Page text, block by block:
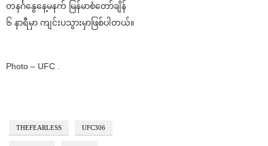
တနင်္ဂနွေနေ့မနက် မြန်မာစံတော်ချိန်
၆ နာရီမှာ ကျင်းပသွားမှာဖြစ်ပါတယ်။
Photo – UFC .
THEFEARLESS UFC306